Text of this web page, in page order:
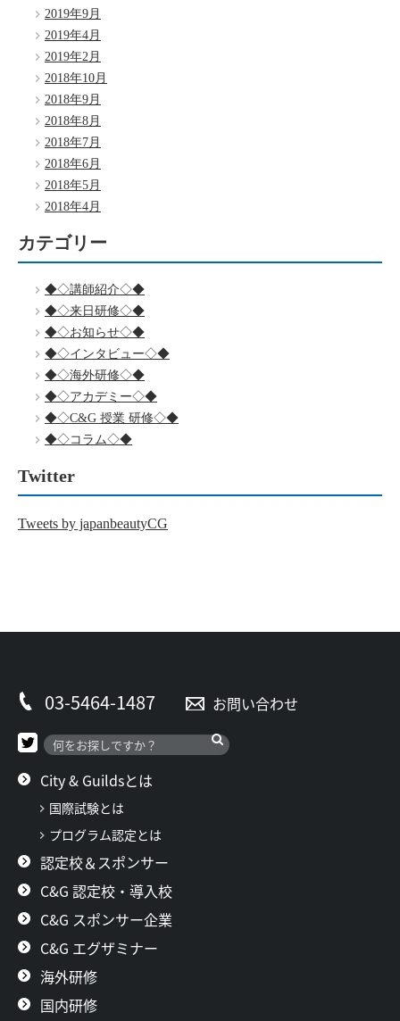
2019年9月
2019年4月
2019年2月
2018年10月
2018年9月
2018年8月
2018年7月
2018年6月
2018年5月
2018年4月
カテゴリー
◆◇講師紹介◇◆
◆◇来日研修◇◆
◆◇お知らせ◇◆
◆◇インタビュー◇◆
◆◇海外研修◇◆
◆◇アカデミー◇◆
◆◇C&G 授業 研修◇◆
◆◇コラム◇◆
Twitter
Tweets by japanbeautyCG
03-5464-1487 お問い合わせ
City & Guildsとは
国際試験とは
プログラム認定とは
認定校＆スポンサー
C&G 認定校・導入校
C&G スポンサー企業
C&G エグザミナー
海外研修
国内研修